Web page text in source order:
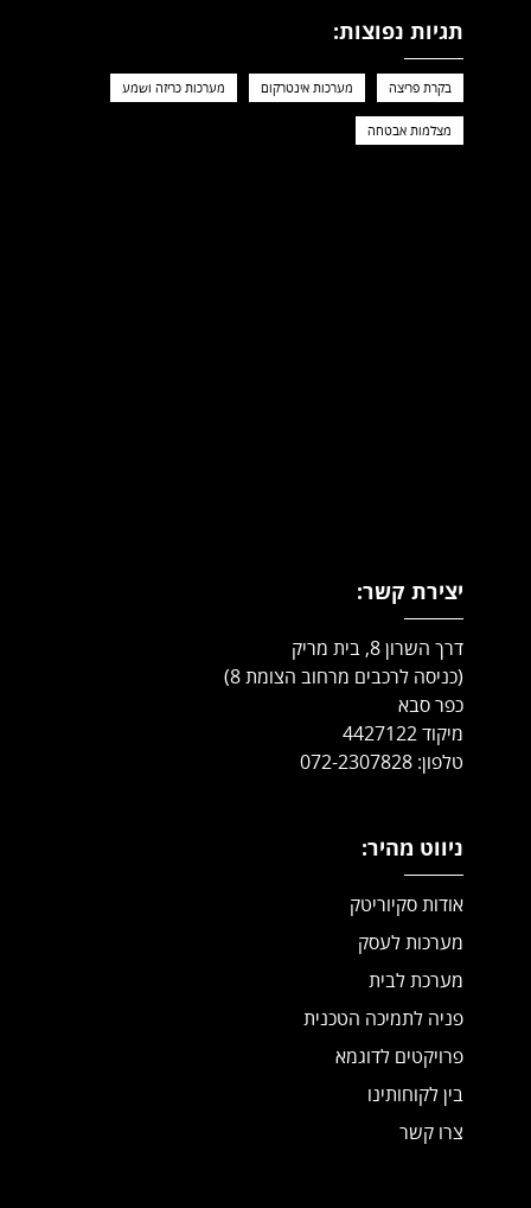
תגיות נפוצות:
בקרת פריצה מערכות אינטרקום מערכות כריזה ושמע
מצלמות אבטחה
יצירת קשר:
דרך השרון 8, בית מריק
(כניסה לרכבים מרחוב הצומת 8)
כפר סבא
מיקוד 4427122
טלפון: 072-2307828
ניווט מהיר:
אודות סקיוריטק
מערכות לעסק
מערכת לבית
פניה לתמיכה הטכנית
פרויקטים לדוגמא
בין לקוחותינו
צרו קשר